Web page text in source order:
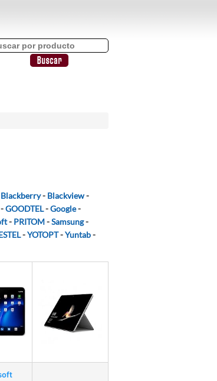
Blackberry- Blackview-
-GOODTEL-Google-
- PRITOM-Samsung-
-YOTOPT-Yuntab-